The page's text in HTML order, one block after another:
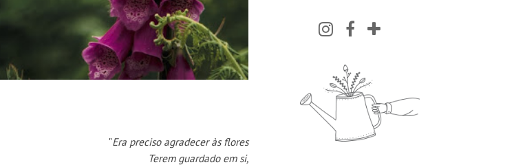
"Era preciso agradecer às flores
Terem guardado em si,